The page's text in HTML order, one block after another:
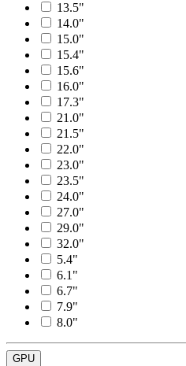
13.5"
14.0"
15.0"
15.4"
15.6"
16.0"
17.3"
21.0"
21.5"
22.0"
23.0"
23.5"
24.0"
27.0"
29.0"
32.0"
5.4"
6.1"
6.7"
7.9"
8.0"
GPU